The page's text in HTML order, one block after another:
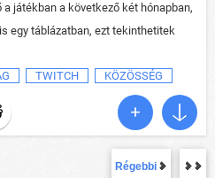
játékban a következő két hónapban,
egy táblázatban, ezt tekinthetitek
TWITCH KÖZÖSSÉG
Régebbi